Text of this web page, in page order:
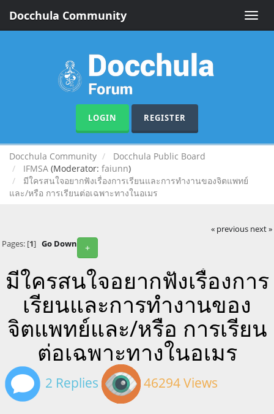
Toggle
Docchula Community
LOGIN REGISTER
Docchula Community
Docchula Public Board
IFMSA (Moderator: faiunn)
มีใครสนใจอยากฟังเรื่องการเรียนและการทำงานของจิตแพทย์
และ/หรือ การเรียนต่อเฉพาะทางในอเมร
« previous next »
+
Pages: [1] Go Down
มีใครสนใจอยากฟังเรื่องการ
เรียนและการทำงานของ
จิตแพทย์และ/หรือ การเรียน
ต่อเฉพาะทางในอเมร
2 Replies 46294 Views